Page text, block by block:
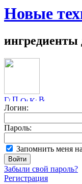
Новые
ингредиенты
Логин:
Пароль:
Запомнить меня
Забыли свой пароль?
Регистрация